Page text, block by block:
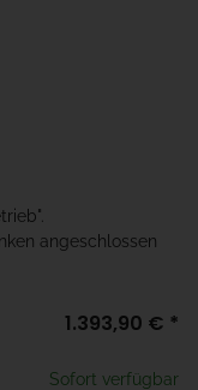
angeschlossen
1.393,90 € *
Sofort verfügbar